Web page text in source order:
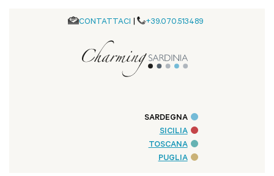
CONTATTACI +39.070.513489
SARDEGNA
SICILIA
TOSCANA
PUGLIA